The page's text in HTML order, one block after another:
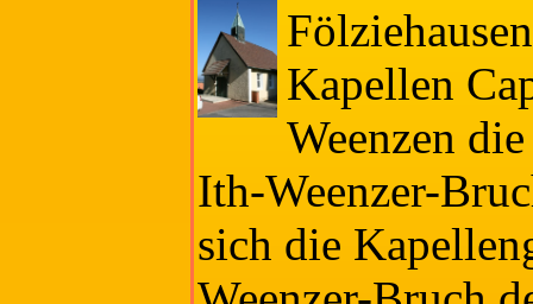
Kapellen
Weenzen
Ith-Weenzer-
sich die